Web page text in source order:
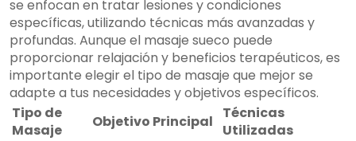
se enfocan en tratar lesiones y condiciones
específicas, utilizando técnicas más avanzadas y
profundas. Aunque el masaje sueco puede
proporcionar relajación y beneficios terapéuticos, es
importante elegir el tipo de masaje que mejor se
adapte a tus necesidades y objetivos específicos.
Tipo de
Masaje
Objetivo Principal
Técnicas
Utilizadas